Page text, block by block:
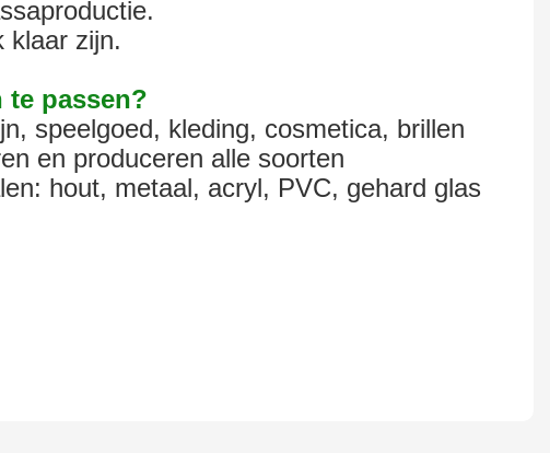
klaar zijn.
te passen?
speelgoed, kleding, cosmetica, brillen
en produceren alle soorten
hout, metaal, acryl, PVC, gehard glas